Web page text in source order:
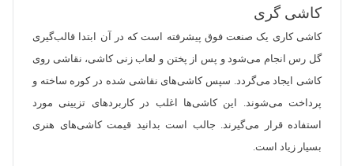
کاشی گری
کاشی کاری یک صنعت فوق پیشرفته است که در آن ابتدا قالب‌گیری
گل رس انجام می‌شود و پس از پختن و لعاب زنی کاشی، نقاشی روی
کاشی ایجاد می‌گردد. سپس کاشی‌های نقاشی شده در کوره ساخته و
پرداخت می‌شوند. این کاشی‌ها اغلب در کاربردهای تزیینی مورد
استفاده قرار می‌گیرند. جالب است بدانید قیمت کاشی‌های هنری
بسیار زیاد است.